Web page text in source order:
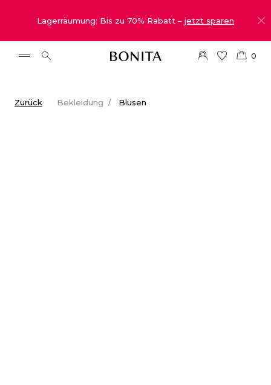
Lagerräumung: Bis zu 70% Rabatt – jetzt sparen
0
Zurück Bekleidung Blusen